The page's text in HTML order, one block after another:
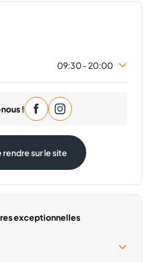
09:30 - 20:00
09:30 - 20:00
09:30 - 20:00
09:30 - 20:00
09:30 - 20:00
!
rendre sur le site
exceptionnelles